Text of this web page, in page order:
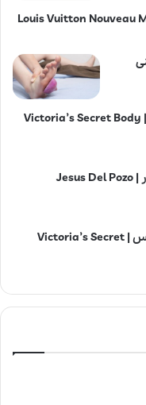
بادی اسپلش ویکتوریا سکرت پیونی کراش | Victoria’s Secret Body
عطر ادکلن جسوس دل پوزو ادونچر کواسار | Jesus Del Pozo
بادی اسپلش ویکتوریا سکرت تمپتیشن لیس | Victoria’s Secret